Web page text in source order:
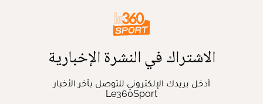
الاشتراك في النشرة الإخبارية
أدخل بريدك الإلكتروني للتوصل بآخر الأخبار
Le360Sport